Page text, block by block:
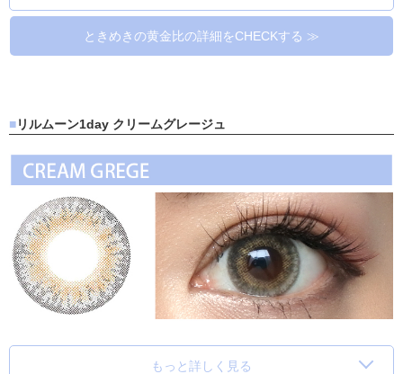
ときめきの黄金比の詳細をCHECKする ≫
リルムーン1day クリームグレージュ
もっと詳しく見る